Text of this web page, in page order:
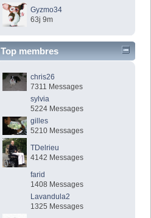
Gyzmo34
63j 9m
Top membres
chris26
7311 Messages
sylvia
5224 Messages
gilles
5210 Messages
TDelrieu
4142 Messages
farid
1408 Messages
Lavandula2
1325 Messages